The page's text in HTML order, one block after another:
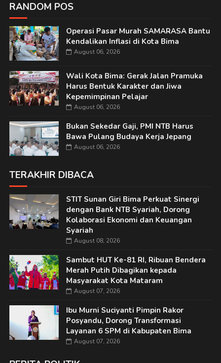
RANDOM POS
Operasi Pasar Murah SAMARASA Bantu
Kendalikan Inflasi di Kota Bima
August 06, 2026
Wali Kota Bima: Gerak Jalan Pramuka
Harus Bentuk Karakter dan Jiwa
Kepemimpinan Pelajar
August 06, 2026
Bukan Sekedar Gaji, PMI NTB Harus
Bawa Pulang Budaya Kerja Jepang
August 06, 2026
TERAKHIR DIBACA
STIT Sunan Giri Bima Perkuat Sinergi
dengan Bank NTB Syariah, Dorong
Kolaborasi Ekonomi dan Keuangan
Syariah
August 08, 2026
Sambut HUT Ke-81 RI, Ribuan Bendera
Merah Putih Dibagikan kepada
Masyarakat Kota Mataram
August 07, 2026
Ibu Murni Suciyanti Pimpin Rakor
Posyandu, Dorong Transformasi
Layanan 6 SPM di Kabupaten Bima
August 07, 2026